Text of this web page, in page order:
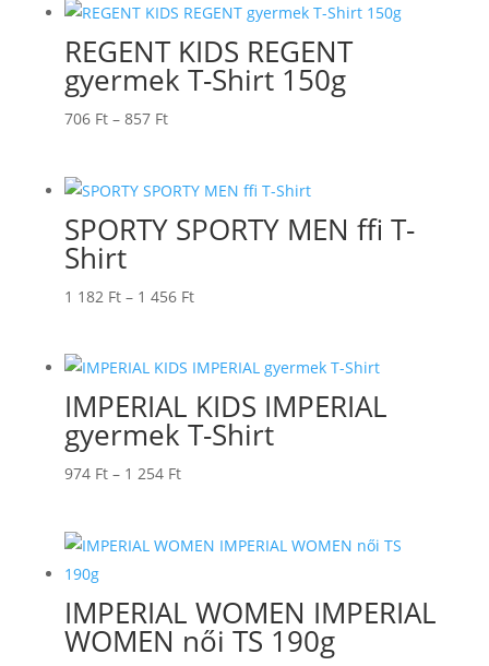
REGENT KIDS REGENT
gyermek T-Shirt 150g
706 Ft – 857 FtÁrtartomány:
857 Ft
SPORTY SPORTY MEN ffi T-
Shirt
1 182 Ft – 1 456 FtÁrtartomány:
-
1
456 Ft
IMPERIAL KIDS IMPERIAL
gyermek T-Shirt
974 Ft – 1 254 FtÁrtartomány:
1
IMPERIAL WOMEN IMPERIAL
WOMEN női TS 190g